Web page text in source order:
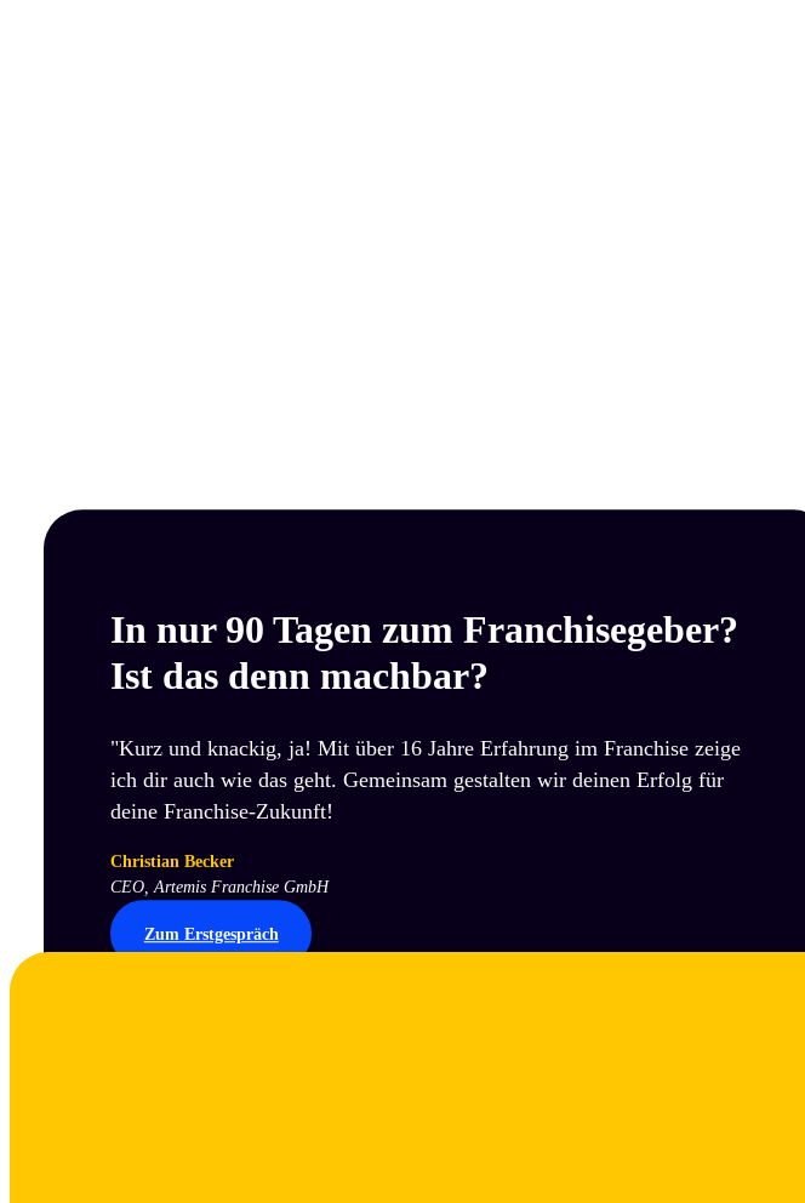
In nur 90 Tagen zum Franchisegeber?
Ist das denn machbar?
"Kurz und knackig, ja! Mit über 16 Jahre Erfahrung im Franchise zeige
ich dir auch wie das geht. Gemeinsam gestalten wir deinen Erfolg für
deine Franchise-Zukunft!
Christian Becker
CEO, Artemis Franchise GmbH
Zum Erstgespräch